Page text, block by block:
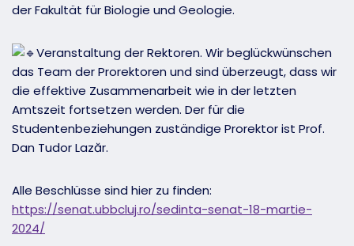
der Fakultät für Biologie und Geologie.
Veranstaltung der Rektoren. Wir beglückwünschen
das Team der Prorektoren und sind überzeugt, dass wir
die effektive Zusammenarbeit wie in der letzten
Amtszeit fortsetzen werden. Der für die
Studentenbeziehungen zuständige Prorektor ist Prof.
Dan Tudor Lazăr.
Alle Beschlüsse sind hier zu finden:
https://senat.ubbcluj.ro/sedinta-senat-18-martie-
2024/